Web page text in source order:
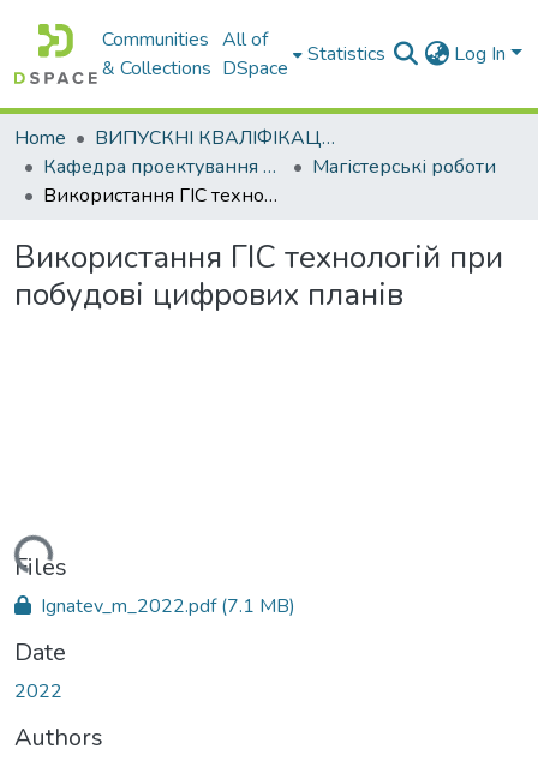
Communities
& Collections
All of
DSpace
Statistics Log In
Home
ВИПУСКНІ КВАЛІФІКАЦІЙНІ РОБОТИ
Кафедра проектування доріг, геодезії і землеустрою
Магістерські роботи
Використання ГІС технологій при побудові цифрових планів
Використання ГІС технологій при
побудові цифрових планів
Files
Ignatev_m_2022.pdf(7.1 MB)
Date
2022
Authors